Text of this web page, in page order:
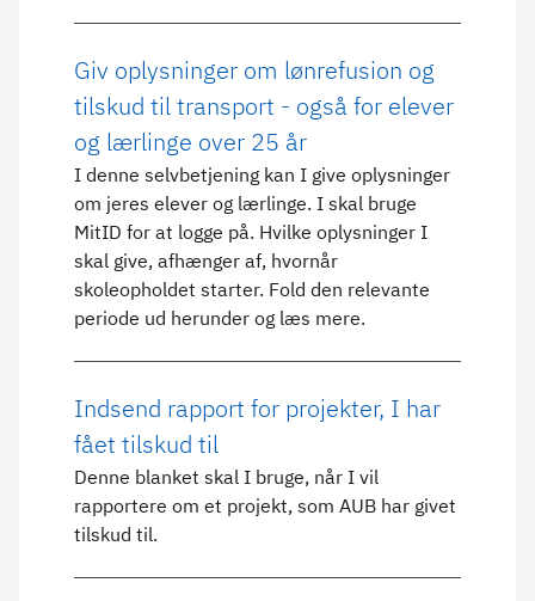
Giv oplysninger om lønrefusion og
tilskud til transport - også for elever
og lærlinge over 25 år
I denne selvbetjening kan I give oplysninger
om jeres elever og lærlinge. I skal bruge
MitID for at logge på. Hvilke oplysninger I
skal give, afhænger af, hvornår
skoleopholdet starter. Fold den relevante
periode ud herunder og læs mere.
Indsend rapport for projekter, I har
fået tilskud til
Denne blanket skal I bruge, når I vil
rapportere om et projekt, som AUB har givet
tilskud til.